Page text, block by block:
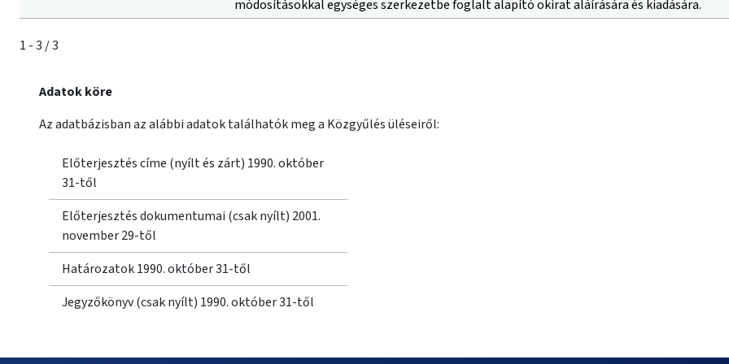
módosításokkal egységes szerkezetbe foglalt alapító okirat aláírására és kiadására.
1 - 3 / 3
Adatok köre
Az adatbázisban az alábbi adatok találhatók meg a Közgyűlés üléseiről:
Előterjesztés címe (nyílt és zárt) 1990. október
31-től
Előterjesztés dokumentumai (csak nyílt) 2001.
november 29-től
Határozatok 1990. október 31-től
Jegyzőkönyv (csak nyílt) 1990. október 31-től